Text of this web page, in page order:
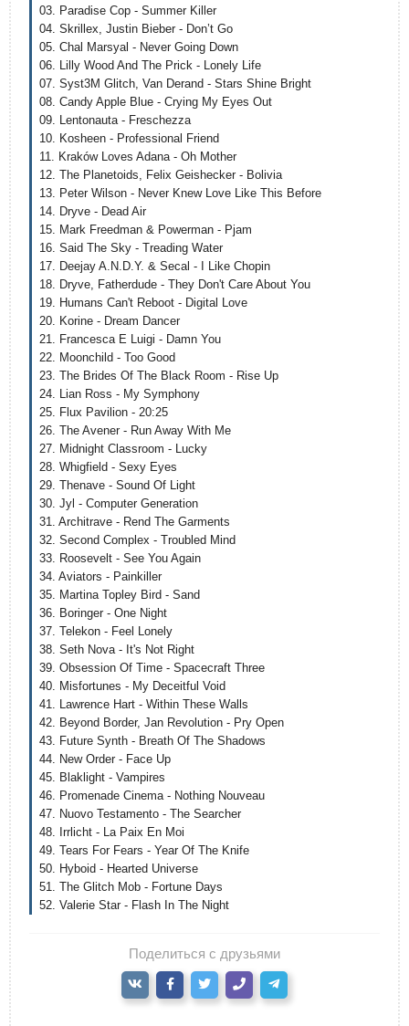
03. Paradise Cop - Summer Killer
04. Skrillex, Justin Bieber - Don’t Go
05. Chal Marsyal - Never Going Down
06. Lilly Wood And The Prick - Lonely Life
07. Syst3M Glitch, Van Derand - Stars Shine Bright
08. Candy Apple Blue - Crying My Eyes Out
09. Lentonauta - Freschezza
10. Kosheen - Professional Friend
11. Kraków Loves Adana - Oh Mother
12. The Planetoids, Felix Geishecker - Bolivia
13. Peter Wilson - Never Knew Love Like This Before
14. Dryve - Dead Air
15. Mark Freedman & Powerman - Pjam
16. Said The Sky - Treading Water
17. Deejay A.N.D.Y. & Secal - I Like Chopin
18. Dryve, Fatherdude - They Don't Care About You
19. Humans Can't Reboot - Digital Love
20. Korine - Dream Dancer
21. Francesca E Luigi - Damn You
22. Moonchild - Too Good
23. The Brides Of The Black Room - Rise Up
24. Lian Ross - My Symphony
25. Flux Pavilion - 20:25
26. The Avener - Run Away With Me
27. Midnight Classroom - Lucky
28. Whigfield - Sexy Eyes
29. Thenave - Sound Of Light
30. Jyl - Computer Generation
31. Architrave - Rend The Garments
32. Second Complex - Troubled Mind
33. Roosevelt - See You Again
34. Aviators - Painkiller
35. Martina Topley Bird - Sand
36. Boringer - One Night
37. Telekon - Feel Lonely
38. Seth Nova - It's Not Right
39. Obsession Of Time - Spacecraft Three
40. Misfortunes - My Deceitful Void
41. Lawrence Hart - Within These Walls
42. Beyond Border, Jan Revolution - Pry Open
43. Future Synth - Breath Of The Shadows
44. New Order - Face Up
45. Blaklight - Vampires
46. Promenade Cinema - Nothing Nouveau
47. Nuovo Testamento - The Searcher
48. Irrlicht - La Paix En Moi
49. Tears For Fears - Year Of The Knife
50. Hyboid - Hearted Universe
51. The Glitch Mob - Fortune Days
52. Valerie Star - Flash In The Night
Поделиться с друзьями